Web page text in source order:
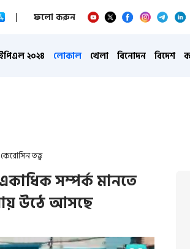
ফলো করুন
২০২৪ লোকাল খেলা বিনোদন বিদেশ
তত্ত্ব
সম্পর্ক মানতে
উঠে আসছে